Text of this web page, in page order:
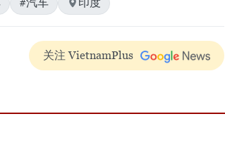
关注 VietnamPlus